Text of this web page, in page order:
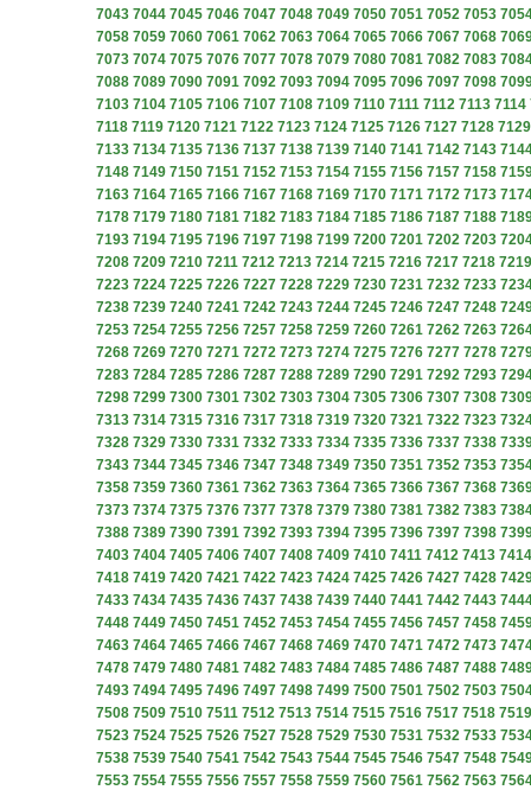
7043 7044 7045 7046 7047 7048 7049 7050 7051 7052 7053
7058 7059 7060 7061 7062 7063 7064 7065 7066 7067 7068
7073 7074 7075 7076 7077 7078 7079 7080 7081 7082 7083
7088 7089 7090 7091 7092 7093 7094 7095 7096 7097 7098
7103 7104 7105 7106 7107 7108 7109 7110 7111 7112 7113 7114
7118 7119 7120 7121 7122 7123 7124 7125 7126 7127 7128 7129
7133 7134 7135 7136 7137 7138 7139 7140 7141 7142 7143
7148 7149 7150 7151 7152 7153 7154 7155 7156 7157 7158
7163 7164 7165 7166 7167 7168 7169 7170 7171 7172 7173
7178 7179 7180 7181 7182 7183 7184 7185 7186 7187 7188
7193 7194 7195 7196 7197 7198 7199 7200 7201 7202 7203
7208 7209 7210 7211 7212 7213 7214 7215 7216 7217 7218 7219
7223 7224 7225 7226 7227 7228 7229 7230 7231 7232 7233
7238 7239 7240 7241 7242 7243 7244 7245 7246 7247 7248
7253 7254 7255 7256 7257 7258 7259 7260 7261 7262 7263
7268 7269 7270 7271 7272 7273 7274 7275 7276 7277 7278
7283 7284 7285 7286 7287 7288 7289 7290 7291 7292 7293
7298 7299 7300 7301 7302 7303 7304 7305 7306 7307 7308
7313 7314 7315 7316 7317 7318 7319 7320 7321 7322 7323
7328 7329 7330 7331 7332 7333 7334 7335 7336 7337 7338
7343 7344 7345 7346 7347 7348 7349 7350 7351 7352 7353
7358 7359 7360 7361 7362 7363 7364 7365 7366 7367 7368
7373 7374 7375 7376 7377 7378 7379 7380 7381 7382 7383
7388 7389 7390 7391 7392 7393 7394 7395 7396 7397 7398
7403 7404 7405 7406 7407 7408 7409 7410 7411 7412 7413 7414
7418 7419 7420 7421 7422 7423 7424 7425 7426 7427 7428
7433 7434 7435 7436 7437 7438 7439 7440 7441 7442 7443
7448 7449 7450 7451 7452 7453 7454 7455 7456 7457 7458
7463 7464 7465 7466 7467 7468 7469 7470 7471 7472 7473
7478 7479 7480 7481 7482 7483 7484 7485 7486 7487 7488
7493 7494 7495 7496 7497 7498 7499 7500 7501 7502 7503
7508 7509 7510 7511 7512 7513 7514 7515 7516 7517 7518 7519
7523 7524 7525 7526 7527 7528 7529 7530 7531 7532 7533
7538 7539 7540 7541 7542 7543 7544 7545 7546 7547 7548
7553 7554 7555 7556 7557 7558 7559 7560 7561 7562 7563